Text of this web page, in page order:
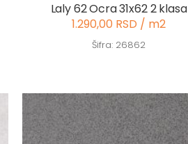
Laly 62 Ocra 31x62 2 klasa
1.290,00 RSD / m2
Šifra: 26862